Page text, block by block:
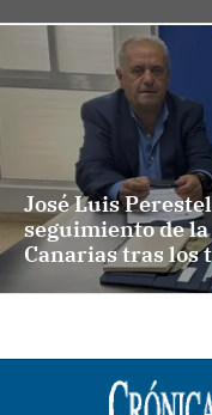
José Luis
seguimiento de
Canarias tras los